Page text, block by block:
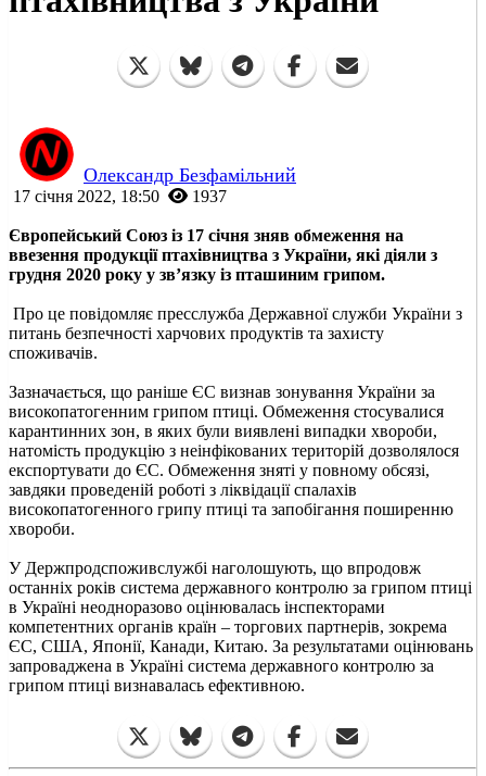
Олександр Безфамільний
17 січня 2022, 18:50 1937
Європейський Союз із 17 січня зняв обмеження на
ввезення продукції птахівництва з України, які діяли з
грудня 2020 року у зв’язку із пташиним грипом.
Про це повідомляє пресслужба Державної служби України з
питань безпечності харчових продуктів та захисту
споживачів.
Зазначається, що раніше ЄС визнав зонування України за
високопатогенним грипом птиці. Обмеження стосувалися
карантинних зон, в яких були виявлені випадки хвороби,
натомість продукцію з неінфікованих територій дозволялося
експортувати до ЄС. Обмеження зняті у повному обсязі,
завдяки проведеній роботі з ліквідації спалахів
високопатогенного грипу птиці та запобігання поширенню
хвороби.
У Держпродспоживслужбі наголошують, що впродовж
останніх років система державного контролю за грипом птиці
в Україні неодноразово оцінювалась інспекторами
компетентних органів країн – торгових партнерів, зокрема
ЄС, США, Японії, Канади, Китаю. За результатами оцінювань
запроваджена в Україні система державного контролю за
грипом птиці визнавалась ефективною.